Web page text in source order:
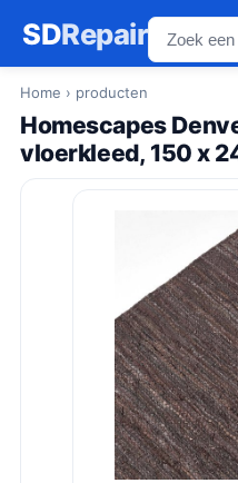
SDRepair
Home › producten
Homescapes
vloerkleed, 150 x